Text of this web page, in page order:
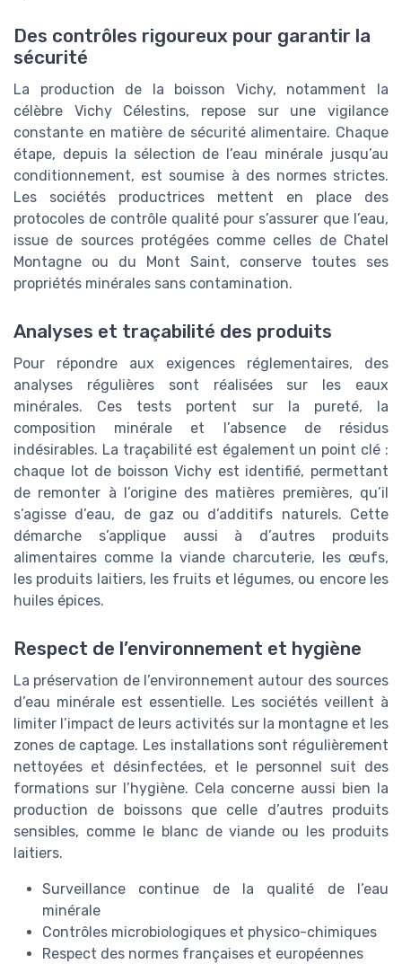
Des contrôles rigoureux pour garantir la
sécurité
La production de la boisson Vichy, notamment la
célèbre Vichy Célestins, repose sur une vigilance
constante en matière de sécurité alimentaire. Chaque
étape, depuis la sélection de l’eau minérale jusqu’au
conditionnement, est soumise à des normes strictes.
Les sociétés productrices mettent en place des
protocoles de contrôle qualité pour s’assurer que l’eau,
issue de sources protégées comme celles de Chatel
Montagne ou du Mont Saint, conserve toutes ses
propriétés minérales sans contamination.
Analyses et traçabilité des produits
Pour répondre aux exigences réglementaires, des
analyses régulières sont réalisées sur les eaux
minérales. Ces tests portent sur la pureté, la
composition minérale et l’absence de résidus
indésirables. La traçabilité est également un point clé :
chaque lot de boisson Vichy est identifié, permettant
de remonter à l’origine des matières premières, qu’il
s’agisse d’eau, de gaz ou d’additifs naturels. Cette
démarche s’applique aussi à d’autres produits
alimentaires comme la viande charcuterie, les œufs,
les produits laitiers, les fruits et légumes, ou encore les
huiles épices.
Respect de l’environnement et hygiène
La préservation de l’environnement autour des sources
d’eau minérale est essentielle. Les sociétés veillent à
limiter l’impact de leurs activités sur la montagne et les
zones de captage. Les installations sont régulièrement
nettoyées et désinfectées, et le personnel suit des
formations sur l’hygiène. Cela concerne aussi bien la
production de boissons que celle d’autres produits
sensibles, comme le blanc de viande ou les produits
laitiers.
Surveillance continue de la qualité de l’eau
minérale
Contrôles microbiologiques et physico-chimiques
Respect des normes françaises et européennes